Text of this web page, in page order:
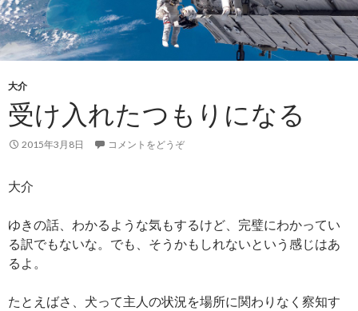
大介
受け入れたつもりになる
2015年3月8日 コメントをどうぞ
大介
ゆきの話、わかるような気もするけど、完璧にわかってい
る訳でもないな。でも、そうかもしれないという感じはあ
るよ。
たとえばさ、犬って主人の状況を場所に関わりなく察知す